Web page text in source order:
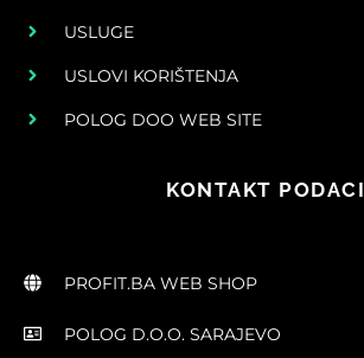
USLUGE
USLOVI KORIŠTENJA
POLOG DOO WEB SITE
KONTAKT PODACI
PROFIT.BA WEB SHOP
POLOG D.O.O. SARAJEVO